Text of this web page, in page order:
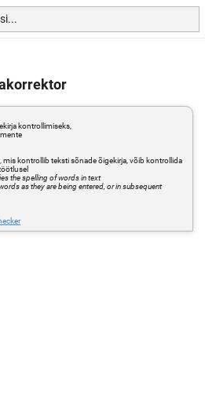
kontrollimiseks,
mis kontrollib teksti sõnade õigekirja, võib kontrollida
the spelling of words in text
as they are being entered, or in subsequent